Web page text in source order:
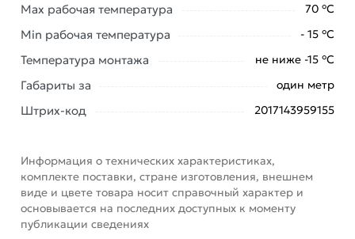
Наши профессиональные менеджеры обработают
заказ и свяжутся с Вами для согласования условий
доставки или самовывоза. Перед оформлением
описанием, характеристиками и отзывами.
Данний товар от производителя
купленного товарa в течение 7 дней (наличие чека
обязательно).
Max рабочая температура 70 °С
Min рабочая температура - 15 °С
Температура монтажа не ниже -15 °С
Габариты за один метр
Штрих-код 2017143959155
Информация о технических характеристиках,
комплекте поставки, стране изготовления, внешнем
виде и цвете товара носит справочный характер и
основывается на последних доступных к моменту
публикации сведениях